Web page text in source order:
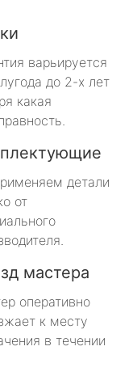
варьируется
до 2-х лет
какая
детали
от
мастера
оперативно
к месту
в течении